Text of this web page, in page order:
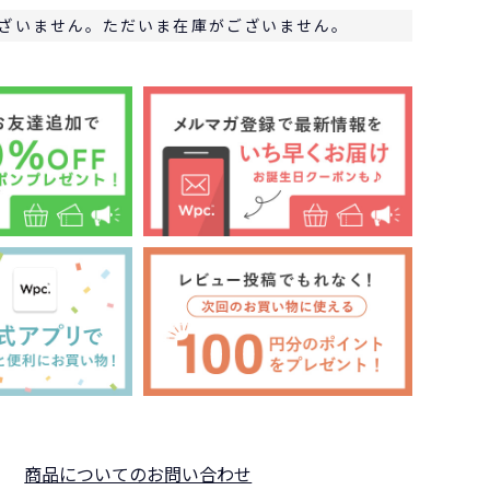
いません。ただいま在庫がございません。
商品についてのお問い合わせ